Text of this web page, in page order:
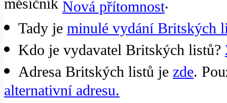
měsíčník Nová přítomnost.
Tady je minulé vydání Britských
Kdo je vydavatel Britských listů?
Adresa Britských listů je zde.
alternativní adresu.